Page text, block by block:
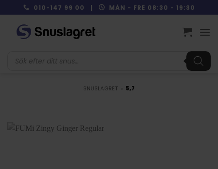
to
content
010-147 99 00 | MÅN - FRE 08:30 - 19:30
SNUSLAGRET 5,7